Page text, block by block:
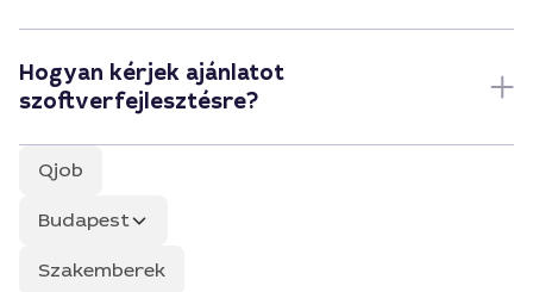
Hogyan kérjek ajánlatot
szoftverfejlesztésre?
Qjob
Budapest
Szakemberek